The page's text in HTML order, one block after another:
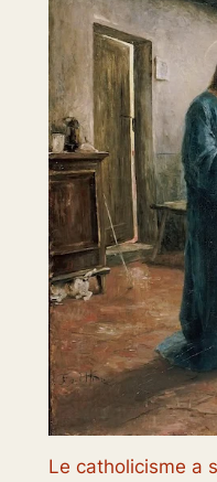
Le catholicisme a